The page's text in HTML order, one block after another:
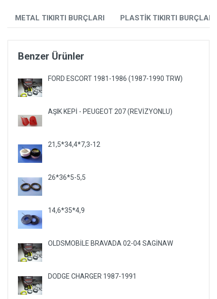
METAL TIKIRTI BURÇLARI PLASTİK TIKIRTI BURÇLARI
Benzer Ürünler
FORD ESCORT 1981-1986 (1987-1990 TRW)
AŞIK KEPİ - PEUGEOT 207 (REVİZYONLU)
21,5*34,4*7,3-12
26*36*5-5,5
14,6*35*4,9
OLDSMOBİLE BRAVADA 02-04 SAGİNAW
DODGE CHARGER 1987-1991